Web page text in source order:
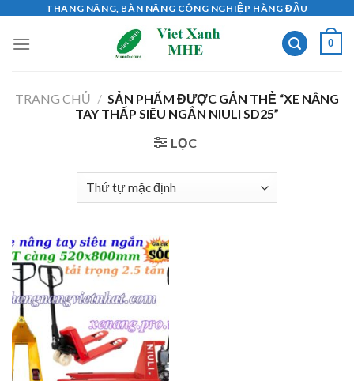
content
THANG NÂNG, BÀN NÂNG CÔNG NGHIỆP HÀNG ĐẦU
0
TRANG CHỦ / SẢN PHẨM ĐƯỢC GẮN THẺ “XE NÂNG
TAY THẤP SIÊU NGẮN NIULI SD25”
LỌC